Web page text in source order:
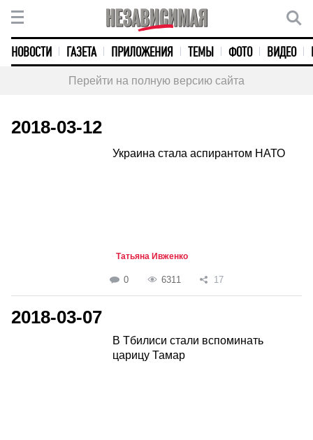
НОВОСТИ ГАЗЕТА ПРИЛОЖЕНИЯ ТЕМЫ ФОТО ВИДЕО
Перейти на полную версию сайта
2018-03-12
Украина стала аспирантом НАТО
Татьяна Ивженко
0 6311 17
2018-03-07
В Тбилиси стали вспоминать
царицу Тамар